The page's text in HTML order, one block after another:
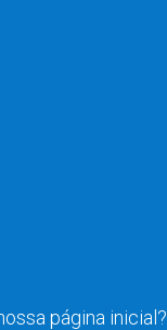
página inicial?